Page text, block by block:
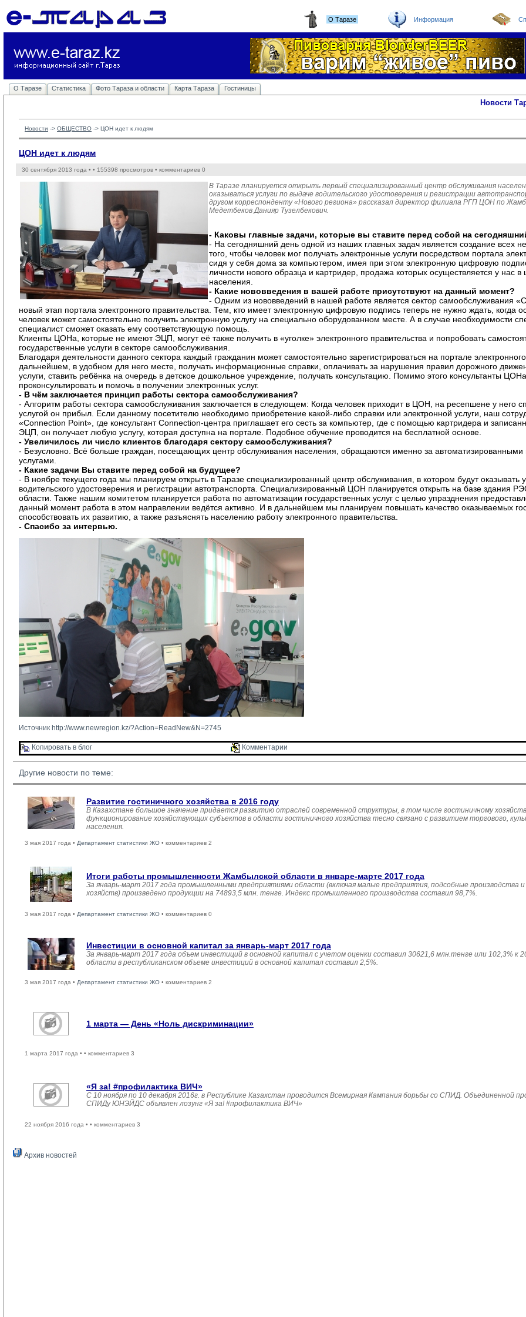
О Таразе Информация
О Таразе Статистика Фото Тараза и области Карта Тараза Гостиницы
Новости
Новости -> ОБЩЕСТВО -> ЦОН идет к людям
ЦОН идет к людям
30 сентября 2013 года • • 155398 просмотров • комментариев 0
В Таразе планируется открыть первый специализированный центр обслуживания
оказываться услуги по выдаче водительского удостоверения и регистрации
другом корреспонденту «Нового региона» рассказал директор филиала РГП ЦОН по
Медетбеков Данияр Тузелбекович.
- Каковы главные задачи, которые вы ставите перед собой на
- На сегодняшний день одной из наших главных задач является создание всех
того, чтобы человек мог получать электронные услуги посредством портала
сидя у себя дома за компьютером, имея при этом электронную цифровую
личности нового образца и картридер, продажа которых осуществляется у нас в
населения.
- Какие нововведения в вашей работе присутствуют на данный момент?
- Одним из нововведений в нашей работе является сектор самообслуживания
новый этап портала электронного правительства. Тем, кто имеет электронную цифровую подпись теперь не нужно ждать, когда
человек может самостоятельно получить электронную услугу на специально оборудованном месте. А в случае необходимости
специалист сможет оказать ему соответствующую помощь.
Клиенты ЦОНа, которые не имеют ЭЦП, могут её также получить в «уголке» электронного правительства и попробовать
государственные услуги в секторе самообслуживания.
Благодаря деятельности данного сектора каждый гражданин может самостоятельно зарегистрироваться на портале
дальнейшем, в удобном для него месте, получать информационные справки, оплачивать за нарушения правил дорожного
услуги, ставить ребёнка на очередь в детское дошкольное учреждение, получать консультацию. Помимо этого консультанты
проконсультировать и помочь в получении электронных услуг.
- В чём заключается принцип работы сектора самообслуживания?
- Алгоритм работы сектора самообслуживания заключается в следующем: Когда человек приходит в ЦОН, на ресепшене у него
услугой он прибыл. Если данному посетителю необходимо приобретение какой-либо справки или электронной услуги, наш
«Connection Point», где консультант Connection-центра приглашает его сесть за компьютер, где с помощью картридера и
ЭЦП, он получает любую услугу, которая доступна на портале. Подобное обучение проводится на бесплатной основе.
- Увеличилось ли число клиентов благодаря сектору самообслуживания?
- Безусловно. Всё больше граждан, посещающих центр обслуживания населения, обращаются именно за автоматизированными
услугами.
- Какие задачи Вы ставите перед собой на будущее?
- В ноябре текущего года мы планируем открыть в Таразе специализированный центр обслуживания, в котором будут оказывать
водительского удостоверения и регистрации автотранспорта. Специализированный ЦОН планируется открыть на базе
области. Также нашим комитетом планируется работа по автоматизации государственных услуг с целью упразднения
данный момент работа в этом направлении ведётся активно. И в дальнейшем мы планируем повышать качество оказываемых
способствовать их развитию, а также разъяснять населению работу электронного правительства.
- Спасибо за интервью.
Источник http://www.newregion.kz/?Action=ReadNew&N=2745
Копировать в блог Комментарии
Другие новости по теме:
Развитие гостиничного хозяйства в 2016 году
В Казахстане большое значение придается развитию отраслей современной структуры, в том числе гостиничному
функционирование хозяйствующих субъектов в области гостиничного хозяйства тесно связано с развитием торгового,
населения.
3 мая 2017 года • Департамент статистики ЖО • комментариев 2
Итоги работы промышленности Жамбылской области в январе-марте 2017 года
За январь-март 2017 года промышленными предприятиями области (включая малые предприятия, подсобные производства
хозяйств) произведено продукции на 74893,5 млн. тенге. Индекс промышленного производства составил 98,7%.
3 мая 2017 года • Департамент статистики ЖО • комментариев 0
Инвестиции в основной капитал за январь-март 2017 года
За январь-март 2017 года объем инвестиций в основной капитал с учетом оценки составил 30621,6 млн.тенге или 102,3% к
области в республиканском объеме инвестиций в основной капитал составил 2,5%.
3 мая 2017 года • Департамент статистики ЖО • комментариев 2
1 марта — День «Ноль дискриминации»
1 марта 2017 года • • комментариев 3
«Я за! #профилактика ВИЧ»
С 10 ноября по 10 декабря 2016г. в Республике Казахстан проводится Всемирная Кампания борьбы со СПИД. Объединенной
СПИДу ЮНЭЙДС объявлен лозунг «Я за! #профилактика ВИЧ»
22 ноября 2016 года • • комментариев 3
Архив новостей